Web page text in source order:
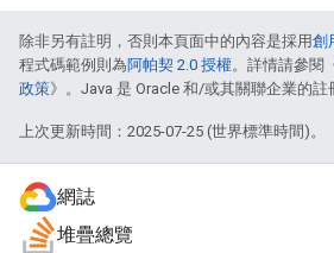
除非另有註明，否則本頁面中的內容是採用創
程式碼範例則為阿帕契 2.0 授權。詳情請參閱
政策》。Java 是 Oracle 和/或其關聯企業的註
上次更新時間：2025-07-25 (世界標準時間)。
網誌
堆疊總覽